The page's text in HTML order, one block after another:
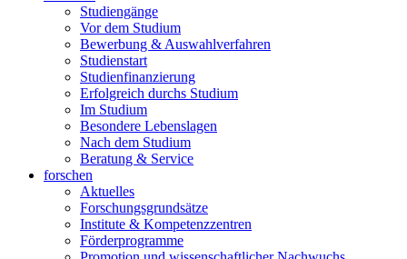
Studiengänge
Vor dem Studium
Bewerbung & Auswahlverfahren
Studienstart
Studienfinanzierung
Erfolgreich durchs Studium
Im Studium
Besondere Lebenslagen
Nach dem Studium
Beratung & Service
forschen
Aktuelles
Forschungsgrundsätze
Institute & Kompetenzzentren
Förderprogramme